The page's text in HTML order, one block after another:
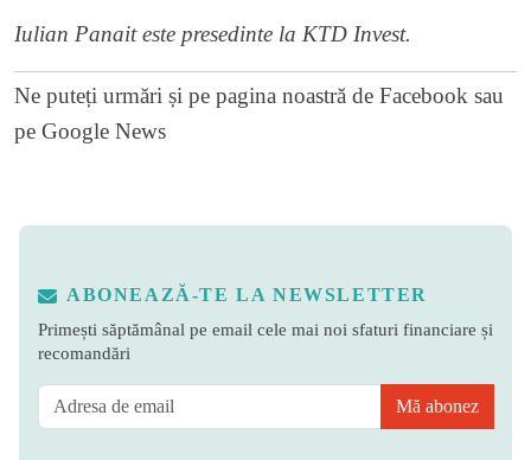
Iulian Panait este presedinte la KTD Invest.
Ne puteți urmări și pe pagina noastră de Facebook sau
pe Google News
ABONEAZĂ-TE LA NEWSLETTER
Primești săptămânal pe email cele mai noi sfaturi financiare și
recomandări
Mă abonez